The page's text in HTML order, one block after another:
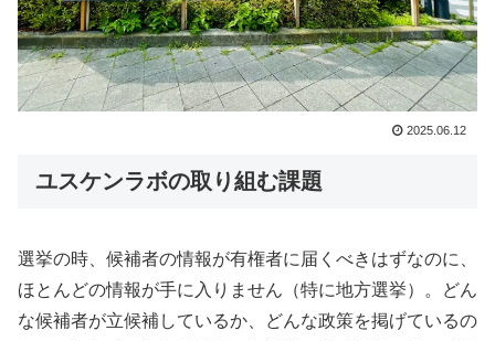
2025.06.12
ユスケンラボの取り組む課題
選挙の時、候補者の情報が有権者に届くべきはずなのに、
ほとんどの情報が手に入りません（特に地方選挙）。どん
な候補者が立候補しているか、どんな政策を掲げているの